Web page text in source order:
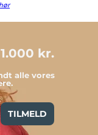
kr.
alle vores
TILMELD